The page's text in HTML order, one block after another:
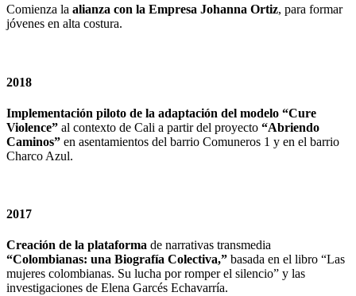
Comienza la alianza con la Empresa Johanna Ortiz, para formar
jóvenes en alta costura.
2018
Implementación piloto de la adaptación del modelo “Cure
Violence” al contexto de Cali a partir del proyecto “Abriendo
Caminos” en asentamientos del barrio Comuneros 1 y en el barrio
Charco Azul.
2017
Creación de la plataforma de narrativas transmedia
“Colombianas: una Biografía Colectiva,” basada en el libro “Las
mujeres colombianas. Su lucha por romper el silencio” y las
investigaciones de Elena Garcés Echavarría.